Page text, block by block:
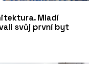
Mladí
svůj první byt